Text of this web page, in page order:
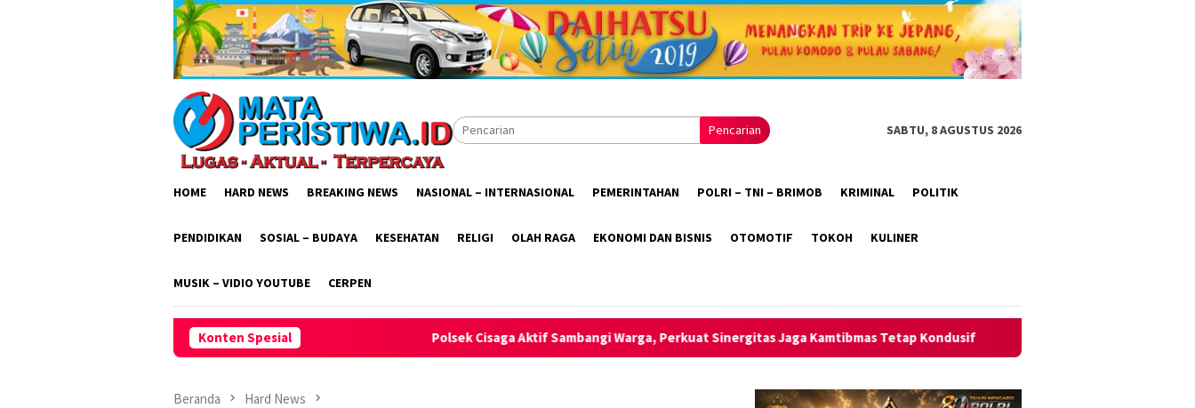
Pencarian SABTU, 8 AGUSTUS 2026
HOME HARD NEWS BREAKING NEWS NASIONAL – INTERNASIONAL PEMERINTAHAN POLRI – TNI – BRIMOB KRIMINAL POLITIK
PENDIDIKAN SOSIAL – BUDAYA KESEHATAN RELIGI OLAH RAGA EKONOMI DAN BISNIS OTOMOTIF TOKOH KULINER
MUSIK – VIDIO YOUTUBE CERPEN
Konten SpesialPolsek Cisaga Aktif Sambangi Warga, Perkuat Sinergitas Jaga Kamtibmas Tetap Kondusif Polsek Pamarican Amankan Pertandingan Sepak Bola
Beranda Hard News